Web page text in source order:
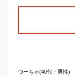
つーちゃ(40代・男性)